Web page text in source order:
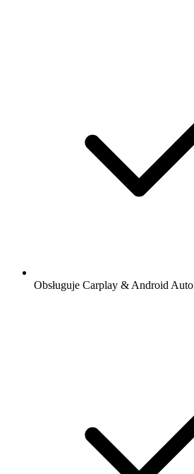
Obsługuje Carplay & Android Auto